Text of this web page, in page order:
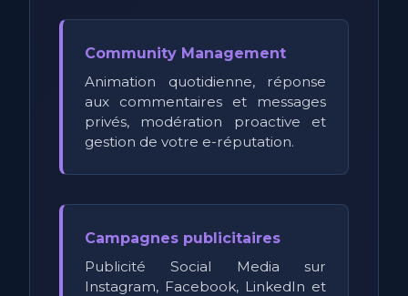
Community Management
Animation quotidienne, réponse
aux commentaires et messages
privés, modération proactive et
gestion de votre e-réputation.
Campagnes publicitaires
Publicité Social Media sur
Instagram, Facebook, LinkedIn et